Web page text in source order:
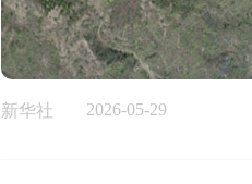
新华社 2026-05-29